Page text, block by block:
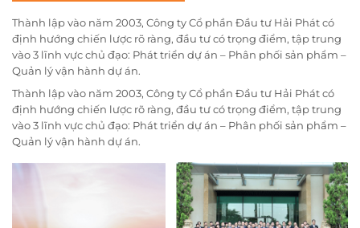
Thành lập vào năm 2003, Công ty Cổ phần Đầu tư Hải Phát có
định hướng chiến lược rõ ràng, đầu tư có trọng điểm, tập trung
vào 3 lĩnh vực chủ đạo: Phát triển dự án – Phân phối sản phẩm –
Quản lý vận hành dự án.
Thành lập vào năm 2003, Công ty Cổ phần Đầu tư Hải Phát có
định hướng chiến lược rõ ràng, đầu tư có trọng điểm, tập trung
vào 3 lĩnh vực chủ đạo: Phát triển dự án – Phân phối sản phẩm –
Quản lý vận hành dự án.